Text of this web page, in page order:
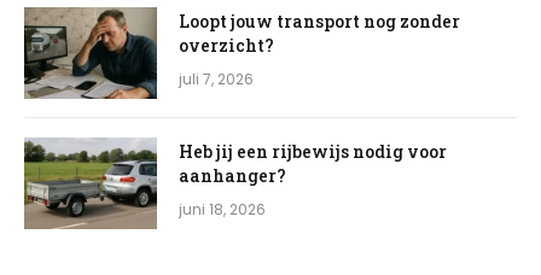
Loopt jouw transport nog zonder
overzicht?
juli 7, 2026
Heb jij een rijbewijs nodig voor
aanhanger?
juni 18, 2026